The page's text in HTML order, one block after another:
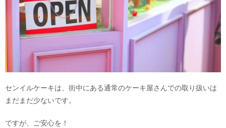
センイルケーキは、街中にある通常のケーキ屋さんでの取り扱いは
まだまだ少ないです。
ですが、ご安心を！